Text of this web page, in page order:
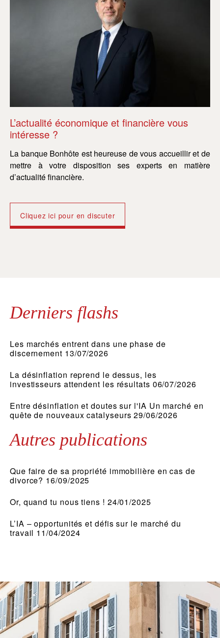
L’actualité économique et financière vous
intéresse ?
La banque Bonhôte est heureuse de vous accueillir et de
mettre à votre disposition ses experts en matière
d’actualité financière.
Cliquez ici pour en discuter
Derniers flashs
Les marchés entrent dans une phase de
discernement 13/07/2026
La désinflation reprend le dessus, les
investisseurs attendent les résultats 06/07/2026
Entre désinflation et doutes sur l'IA Un marché en
quête de nouveaux catalyseurs 29/06/2026
Autres publications
Que faire de sa propriété immobilière en cas de
divorce? 16/09/2025
Or, quand tu nous tiens ! 24/01/2025
L’IA – opportunités et défis sur le marché du
travail 11/04/2024